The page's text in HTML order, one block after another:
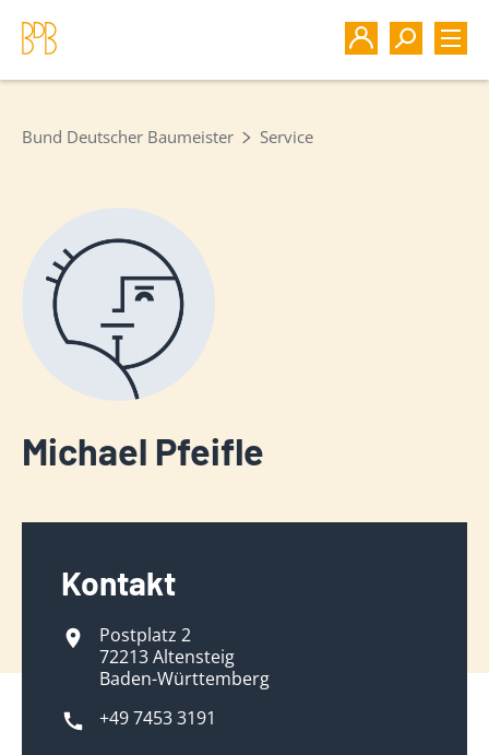
Bund Deutscher Baumeister Service
Michael Pfeifle
Kontakt
Postplatz 2
72213 Altensteig
Baden-Württemberg
+49 7453 3191